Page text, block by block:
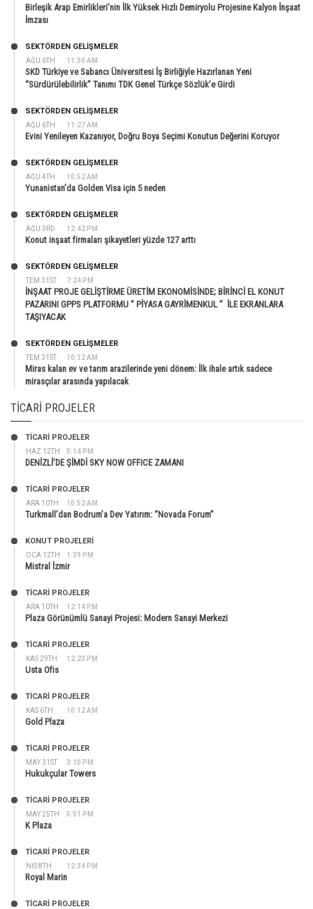
Birleşik Arap Emirlikleri’nin İlk Yüksek Hızlı Demiryolu Projesine Kalyon İnşaat
İmzası
AĞU 6TH 11:30 AM
SEKTÖRDEN GELIŞMELER
SKD Türkiye ve Sabancı Üniversitesi İş Birliğiyle Hazırlanan Yeni
“Sürdürülebilirlik” Tanımı TDK Genel Türkçe Sözlük’e Girdi
AĞU 6TH 11:27 AM
SEKTÖRDEN GELIŞMELER
Evini Yenileyen Kazanıyor, Doğru Boya Seçimi Konutun Değerini Koruyor
AĞU 4TH 10:52 AM
SEKTÖRDEN GELIŞMELER
Yunanistan’da Golden Visa için 5 neden
AĞU 3RD 12:42 PM
SEKTÖRDEN GELIŞMELER
Konut inşaat firmaları şikayetleri yüzde 127 arttı
TEM 31ST 7:24 PM
SEKTÖRDEN GELIŞMELER
İNŞAAT PROJE GELİŞTİRME ÜRETİM EKONOMİSİNDE; BİRİNCİ EL KONUT
PAZARINI GPPS PLATFORMU ” PİYASA GAYRİMENKUL ” İLE EKRANLARA
TAŞIYACAK
TEM 31ST 10:12 AM
SEKTÖRDEN GELIŞMELER
Miras kalan ev ve tarım arazilerinde yeni dönem: İlk ihale artık sadece
mirasçılar arasında yapılacak
TICARI PROJELER
HAZ 12TH 5:14 PM
TİCARİ PROJELER
DENİZLİ’DE ŞİMDİ SKY NOW OFFICE ZAMANI
ARA 10TH 10:52 AM
TİCARİ PROJELER
Turkmall’dan Bodrum’a Dev Yatırım: “Novada Forum”
OCA 12TH 1:39 PM
KONUT PROJELERI
Mistral İzmir
ARA 10TH 12:14 PM
TİCARİ PROJELER
Plaza Görünümlü Sanayi Projesi: Modern Sanayi Merkezi
KAS 29TH 12:23 PM
TİCARİ PROJELER
Usta Ofis
KAS 6TH 10:12 AM
TİCARİ PROJELER
Gold Plaza
MAY 31ST 3:10 PM
TİCARİ PROJELER
Hukukçular Towers
MAY 25TH 5:51 PM
TİCARİ PROJELER
K Plaza
NIS 8TH 12:34 PM
TİCARİ PROJELER
Royal Marin
TİCARİ PROJELER